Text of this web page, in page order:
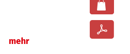
mehr